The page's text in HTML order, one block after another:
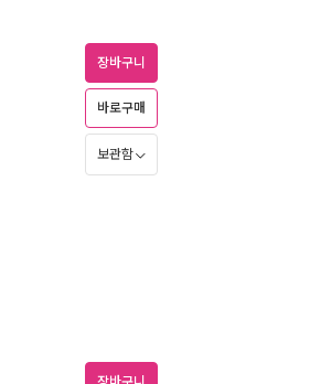
장바구니
바로구매
보관함